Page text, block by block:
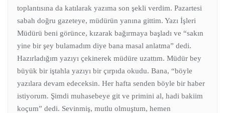
toplantısına da katılarak yazıma son şekli verdim. Pazartesi
sabah doğru gazeteye, müdürün yanına gittim. Yazı İşleri
Müdürü beni görünce, kızarak bağırmaya başladı ve “sakın
yine bir şey bulamadım diye bana masal anlatma” dedi.
Hazırladığım yazıyı çekinerek müdüre uzattım. Müdür bey
büyük bir iştahla yazıyı bir çırpıda okudu. Bana, “böyle
yazılara devam edeceksin. Her hafta senden böyle bir haber
istiyorum. Şimdi muhasebeye git ve primini al, hadi bakiim
koçum” dedi. Sevinmiş, mutlu olmuştum, hemen